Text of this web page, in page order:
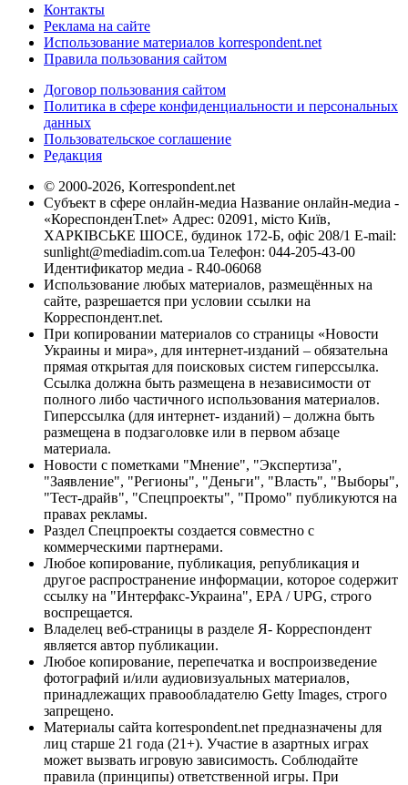
Контакты
Реклама на сайте
Использование материалов korrespondent.net
Правила пользования сайтом
Договор пользования сайтом
Политика в сфере конфиденциальности и персональных
данных
Пользовательское соглашение
Редакция
© 2000-2026, Korrespondent.net
Субъект в сфере онлайн-медиа Название онлайн-медиа -
«КореспонденТ.net» Адрес: 02091, місто Київ,
ХАРКІВСЬКЕ ШОСЕ, будинок 172-Б, офіс 208/1 E-mail:
sunlight@mediadim.com.ua Телефон: 044-205-43-00
Идентификатор медиа - R40-06068
Использование любых материалов, размещённых на
сайте, разрешается при условии ссылки на
Корреспондент.net.
При копировании материалов со страницы «Новости
Украины и мира», для интернет-изданий – обязательна
прямая открытая для поисковых систем гиперссылка.
Ссылка должна быть размещена в независимости от
полного либо частичного использования материалов.
Гиперссылка (для интернет- изданий) – должна быть
размещена в подзаголовке или в первом абзаце
материала.
Новости с пометками "Мнение", "Экспертиза",
"Заявление", "Регионы", "Деньги", "Власть", "Выборы",
"Тест-драйв", "Спецпроекты", "Промо" публикуются на
правах рекламы.
Раздел Спецпроекты создается совместно с
коммерческими партнерами.
Любое копирование, публикация, републикация и
другое распространение информации, которое содержит
ссылку на "Интерфакс-Украина", EPA / UPG, строго
воспрещается.
Владелец веб-страницы в разделе Я- Корреспондент
является автор публикации.
Любое копирование, перепечатка и воспроизведение
фотографий и/или аудиовизуальных материалов,
принадлежащих правообладателю Getty Images, строго
запрещено.
Материалы сайта korrespondent.net предназначены для
лиц старше 21 года (21+). Участие в азартных играх
может вызвать игровую зависимость. Соблюдайте
правила (принципы) ответственной игры. При